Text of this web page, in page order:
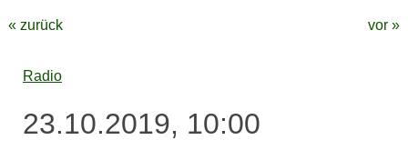
« zurück vor »
Radio
23.10.2019, 10:00